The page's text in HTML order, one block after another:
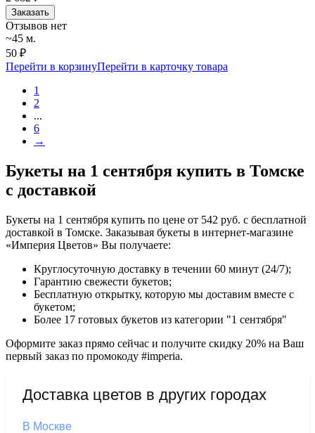
Заказать
Отзывов нет
~45 м.
50 ₽
Перейти в корзинуПерейти в карточку товара
1
2
...
6
→
Букеты на 1 сентября купить в Томске
с доставкой
Букеты на 1 сентября купить по цене от 542 руб. с бесплатной
доставкой в Томске. Заказывая букеты в интернет-магазине
«Империя Цветов» Вы получаете:
Круглосуточную доставку в течении 60 минут (24/7);
Гарантию свежести букетов;
Бесплатную открытку, которую мы доставим вместе с
букетом;
Более 17 готовых букетов из категории "1 сентября"
Оформите заказ прямо сейчас и получите скидку 20% на Ваш
первый заказ по промокоду #imperia.
Доставка цветов в других городах
В Москве